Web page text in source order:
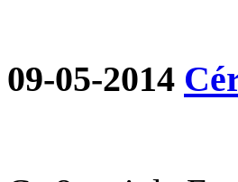
09-05-2014